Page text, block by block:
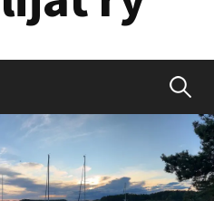
Haku: